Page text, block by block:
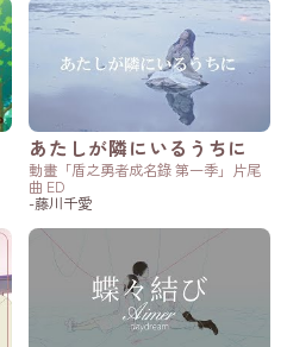
あたしが隣にいるうちに
動畫「盾之勇者成名錄 第一季」片尾
曲 ED
-藤川千愛